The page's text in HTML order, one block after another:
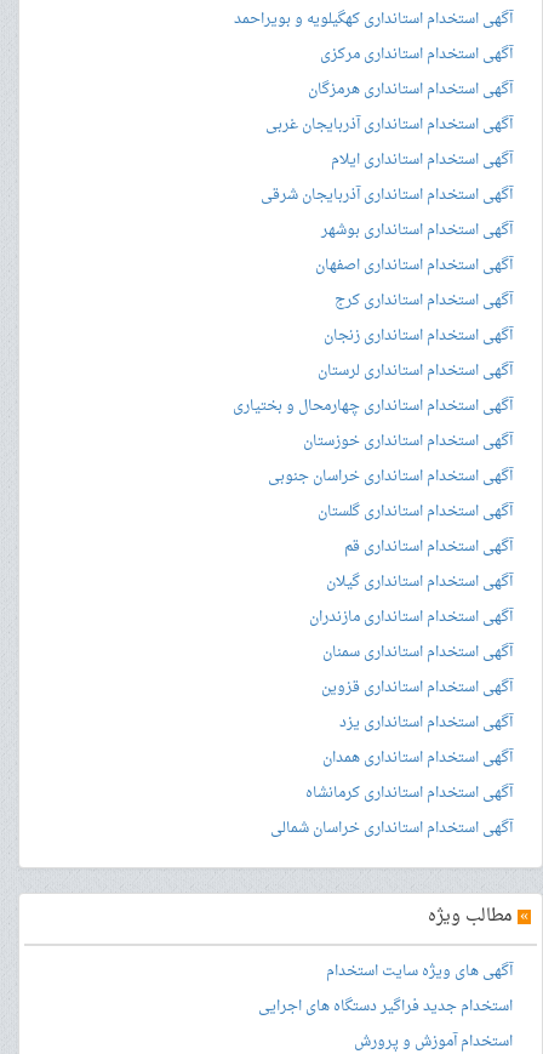
آگهی استخدام استانداری کهگیلویه و بویراحمد
آگهی استخدام استانداری مرکزی
آگهی استخدام استانداری هرمزگان
آگهی استخدام استانداری آذربایجان غربی
آگهی استخدام استانداری ایلام
آگهی استخدام استانداری آذربایجان شرقی
آگهی استخدام استانداری بوشهر
آگهی استخدام استانداری اصفهان
آگهی استخدام استانداری کرج
آگهی استخدام استانداری زنجان
آگهی استخدام استانداری لرستان
آگهی استخدام استانداری چهارمحال و بختیاری
آگهی استخدام استانداری خوزستان
آگهی استخدام استانداری خراسان جنوبی
آگهی استخدام استانداری گلستان
آگهی استخدام استانداری قم
آگهی استخدام استانداری گیلان
آگهی استخدام استانداری مازندران
آگهی استخدام استانداری سمنان
آگهی استخدام استانداری قزوین
آگهی استخدام استانداری یزد
آگهی استخدام استانداری همدان
آگهی استخدام استانداری کرمانشاه
آگهی استخدام استانداری خراسان شمالی
» مطالب ویژه
آگهی های ویژه سایت استخدام
استخدام جدید فراگیر دستگاه های اجرایی
استخدام آموزش و پرورش